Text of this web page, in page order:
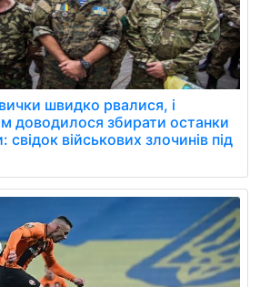
швидко рвалися, і
доводилося збирати останки
військових злочинів під